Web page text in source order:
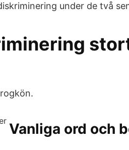
under de två
Vanliga ord och